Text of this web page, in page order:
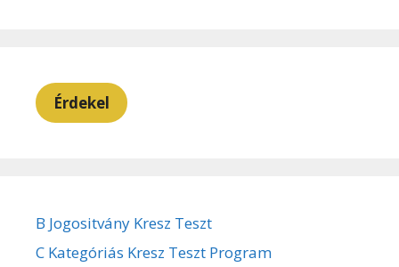
Érdekel
B Jogositvány Kresz Teszt
C Kategóriás Kresz Teszt Program